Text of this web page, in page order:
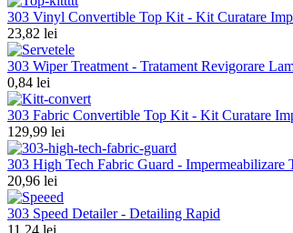
303 Vinyl Convertible Top Kit - Kit Curatare
23,82 lei
303 Wiper Treatment - Tratament Revigorare
0,84 lei
303 Fabric Convertible Top Kit - Kit Curatare
129,99 lei
303 High Tech Fabric Guard - Impermeabilizare
20,96 lei
303 Speed Detailer - Detailing Rapid
11,24 lei